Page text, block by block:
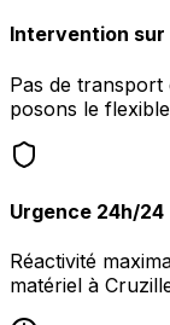
Intervention sur
Pas de
posons le
Urgence 24h/24
Réactivité
matériel à